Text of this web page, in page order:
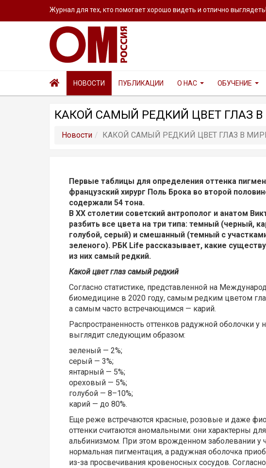
Журнал для тех, кто помогает хорошо видеть и отлично выглядеть!
НОВОСТИ ПУБЛИКАЦИИ О НАС ОБУЧЕНИЕ
КАКОЙ САМЫЙ РЕДКИЙ ЦВЕТ ГЛАЗ
Новости КАКОЙ САМЫЙ РЕДКИЙ ЦВЕТ ГЛАЗ В
Первые таблицы для определения оттенка
французский хирург Поль Брока во второй
содержали 54 тона.
В XX столетии советский антрополог и анатом
разбить все цвета на три типа: темный (черный,
голубой, серый) и смешанный (темный с
зеленого). РБК Life рассказывает, какие
из них самый редкий.
Какой цвет глаз самый редкий
Согласно статистике, представленной на
биомедицине в 2020 году, самым редким цветом
а самым часто встречающимся — карий.
Распространенность оттенков радужной оболочки у
выглядит следующим образом:
зеленый — 2%;
серый — 3%;
янтарный — 5%;
ореховый — 5%;
голубой — 8–10%;
карий — до 80%.
Еще реже встречаются красные, розовые и даже
оттенки считаются аномальными: они характерны
альбинизмом. При этом врожденном заболевании у
нормальная пигментация, а радужная оболочка
из-за просвечивания кровеносных сосудов.